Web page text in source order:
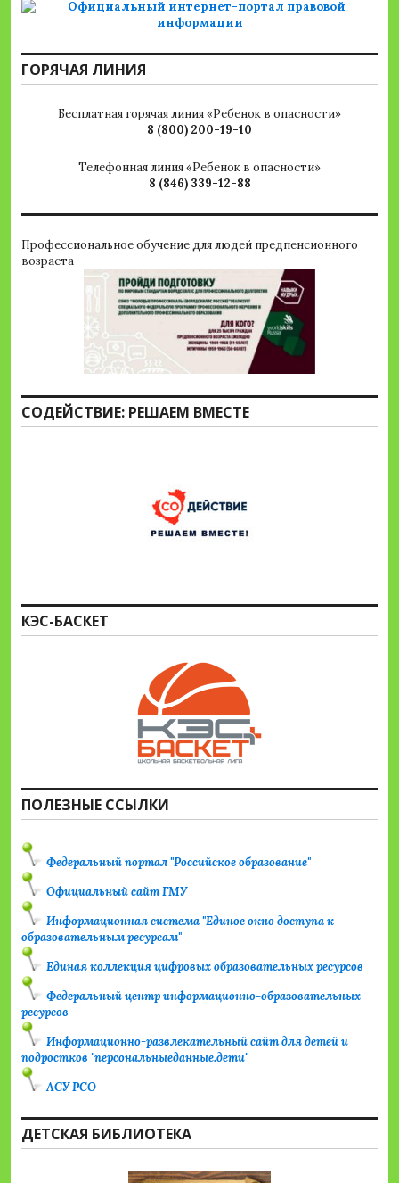
ГОРЯЧАЯ ЛИНИЯ
Бесплатная горячая линия «Ребенок в опасности»
8 (800) 200-19-10
Телефонная линия «Ребенок в опасности»
8 (846) 339-12-88
Профессиональное обучение для людей предпенсионного
возраста
СОДЕЙСТВИЕ: РЕШАЕМ ВМЕСТЕ
КЭС-БАСКЕТ
ПОЛЕЗНЫЕ ССЫЛКИ
Федеральный портал "Российское образование"
Официальный сайт ГМУ
Информационная система "Единое окно доступа к
образовательным ресурсам"
Единая коллекция цифровых образовательных ресурсов
Федеральный центр информационно-образовательных
ресурсов
Информационно-развлекательный сайт для детей и
подростков "персональныеданные.дети"
АСУ РСО
ДЕТСКАЯ БИБЛИОТЕКА